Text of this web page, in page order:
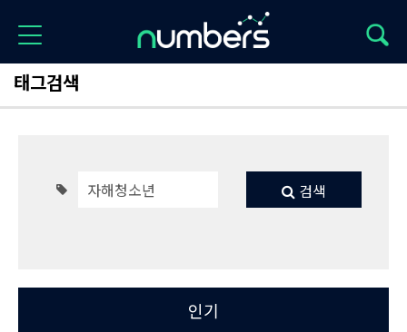
태그검색
검색
Total 1
최신
인기